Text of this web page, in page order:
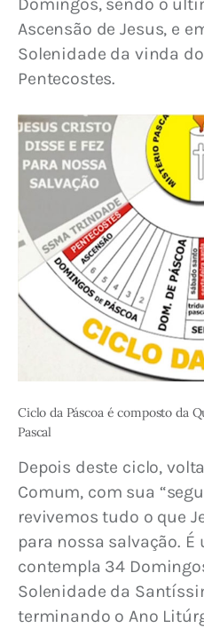
Domingos, sendo o
Ascensão de Jesus, e
Solenidade da vinda
Pentecostes.
Ciclo da Páscoa é composto da
Pascal
Depois deste ciclo,
Comum, com sua
revivemos tudo o que
para nossa salvação.
contempla 34
Solenidade da
terminando o Ano